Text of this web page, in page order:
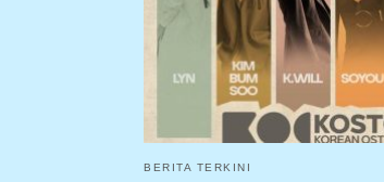
BERITA TERKINI